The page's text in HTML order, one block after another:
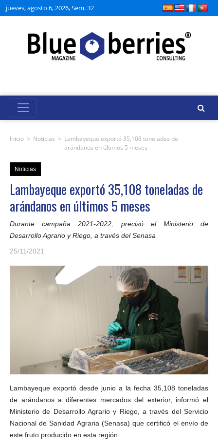
jueves, agosto 6, 2026, Sem. 32
Inicio > Noticias > Lambayeque exportó 35,108 toneladas de
arándanos en últimos 5 meses
Noticias
Lambayeque exportó 35,108 toneladas de
arándanos en últimos 5 meses
Durante campaña 2021-2022, precisó el Ministerio de
Desarrollo Agrario y Riego, a través del Senasa
25/11/2021
Lambayeque exportó desde junio a la fecha 35,108 toneladas
de arándanos a diferentes mercados del exterior, informó el
Ministerio de Desarrollo Agrario y Riego, a través del Servicio
Nacional de Sanidad Agraria (Senasa) que certificó el envío de
este fruto producido en esta región.